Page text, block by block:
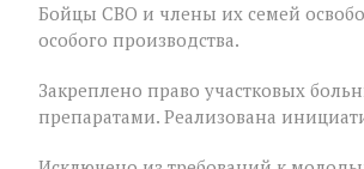
Бойцы СВО и члены их семей
особого производства.
Закреплено право участковых
препаратами. Реализована